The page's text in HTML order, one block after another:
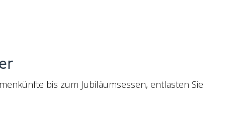
bis zum Jubiläumsessen, entlasten Sie